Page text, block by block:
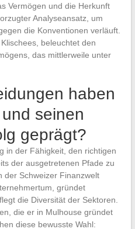
Vermögen und die Herkunft
Analyseansatz, um
die Konventionen verläuft.
beleuchtet den
das mittlerweile unter
haben
seinen
geprägt?
in der Fähigkeit, den richtigen
der ausgetretenen Pfade zu
der Schweizer Finanzwelt
gründet
die Diversität der Sektoren.
die er in Mulhouse gründet
diese bewusste Wahl: